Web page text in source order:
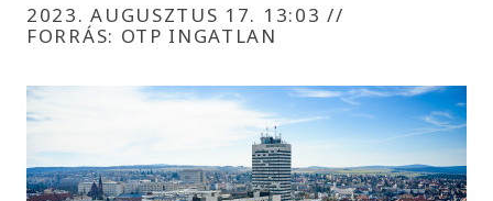
2023. AUGUSZTUS 17. 13:03//
FORRÁS: OTP INGATLAN